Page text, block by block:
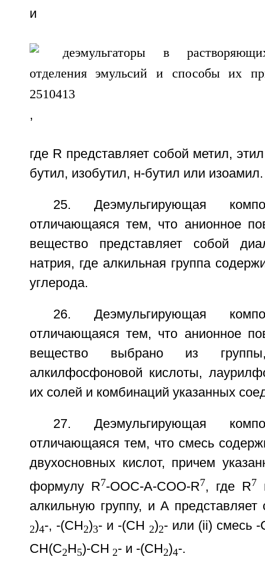
и
,
где R представляет собой метил,
бутил, изобутил, н-бутил или изоамил.
25. Деэмульгирующая
отличающаяся тем, что анионное
вещество представляет собой
натрия, где алкильная группа
углерода.
26. Деэмульгирующая
отличающаяся тем, что анионное
вещество выбрано из
алкилфосфоновой кислоты,
их солей и комбинаций указанных
27. Деэмульгирующая
отличающаяся тем, что смесь
двухосновных кислот, причем
формулу R7-OOC-A-COO-R7, где R7
алкильную группу, и A
2)4-, -(CH2)3- и -(CH 2)2- или (ii) смесь -
CH(C2H5)-CH 2- и -(CH2)4-.